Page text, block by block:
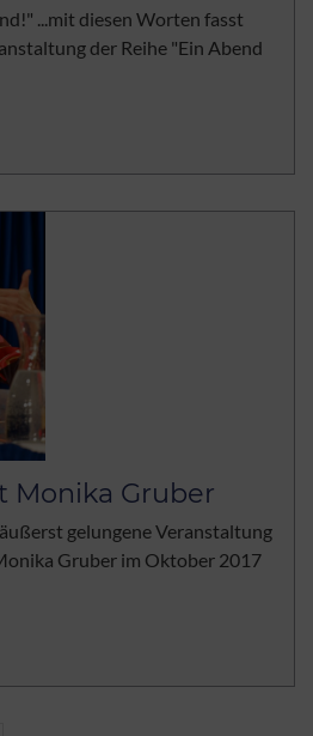
...mit diesen Worten fasst
der Reihe "Ein Abend
Monika Gruber
gelungene Veranstaltung
Gruber im Oktober 2017